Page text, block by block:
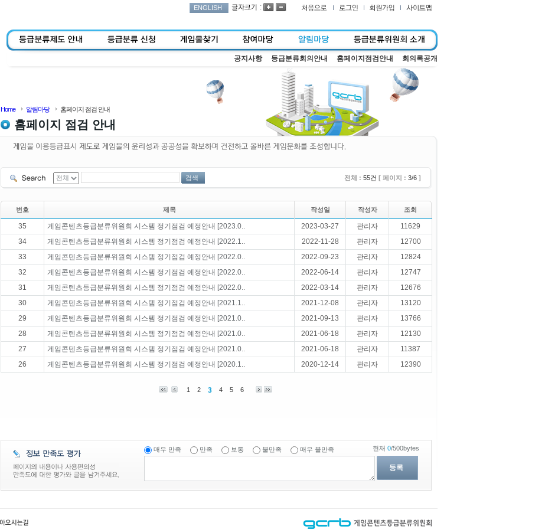
ENGLISH :
공지사항 등급분류회의안내 홈페이지점검안내 회의록공개
Home 알림마당 홈페이지 점검 안내
홈페이지 점검 안내
검색 전체 : 55건 [ 페이지 : 3/6 ]
번호 제목 작성일 작성자 조회
35 게임콘텐츠등급분류위원회 시스템 정기점검 예정안내 [2023.0.. 2023-03-27 관리자
11629
34
게임콘텐츠등급분류위원회 시스템 정기점검 예정안내 [2022.1.. 2022-11-28 관리자
12700
33
게임콘텐츠등급분류위원회 시스템 정기점검 예정안내 [2022.0.. 2022-09-23 관리자
12824
32
게임콘텐츠등급분류위원회 시스템 정기점검 예정안내 [2022.0.. 2022-06-14 관리자
12747
31
게임콘텐츠등급분류위원회 시스템 정기점검 예정안내 [2022.0.. 2022-03-14 관리자
12676
30
게임콘텐츠등급분류위원회 시스템 정기점검 예정안내 [2021.1.. 2021-12-08 관리자
13120
29
게임콘텐츠등급분류위원회 시스템 정기점검 예정안내 [2021.0.. 2021-09-13 관리자
13766
28
게임콘텐츠등급분류위원회 시스템 정기점검 예정안내 [2021.0.. 2021-06-18 관리자
12130
27
게임콘텐츠등급분류위원회 시스템 정기점검 예정안내 [2021.0.. 2021-06-18 관리자
11387
26
게임콘텐츠등급분류위원회 시스템 정기점검 예정안내 [2020.1.. 2020-12-14 관리자 12390
1 2 3 4 5 6
매우 만족 만족 보통 불만족 매우 불만족
등록
현재 0/500bytes